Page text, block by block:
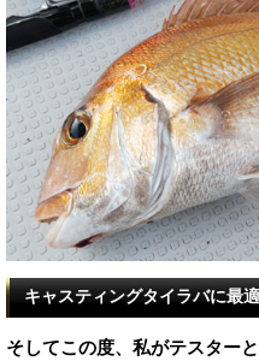
キャスティングタイラバに最
そしてこの度、私がテスター